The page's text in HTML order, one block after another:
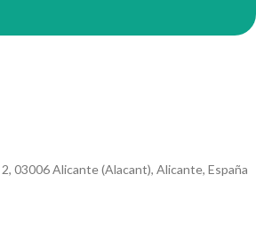
03006 Alicante (Alacant), Alicante, España